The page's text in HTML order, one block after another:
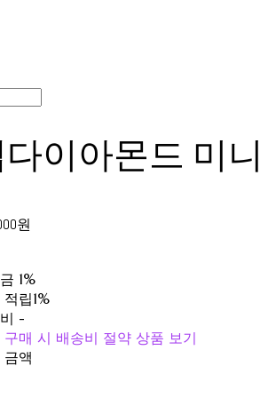
다이아몬드 미
원
1%
적립1%
-
구매 시 배송비 절약 상품 보기
금액